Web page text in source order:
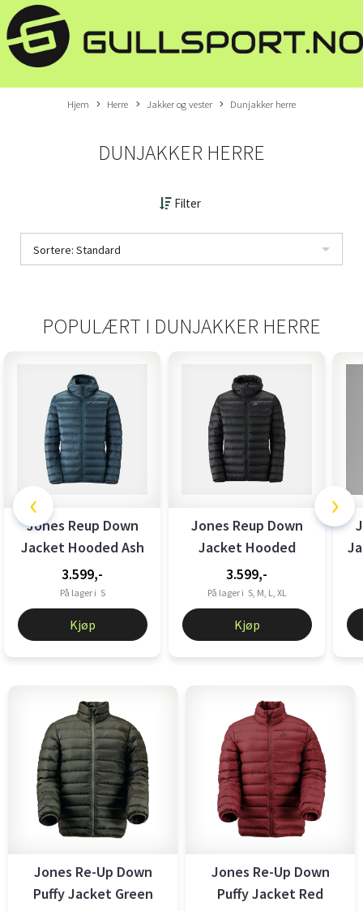
Hjem Herre Jakker og vester Dunjakker herre
DUNJAKKER HERRE
Filter
Sortere: Standard
POPULÆRT I DUNJAKKER HERRE
Jones Reup Down
Jacket Hooded Ash
Blue
3.599,-
På lager i S
Kjøp
Jones Reup Down
Jacket Hooded
Black
3.599,-
På lager i S, M, L, XL
Kjøp
‹ ›
Jones Re-Up Down
Puffy Jacket Green
Jones Re-Up Down
Puffy Jacket Red